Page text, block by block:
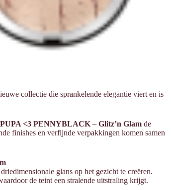
collectie die sprankelende elegantie viert en is
PUPA <3 PENNYBLACK – Glitz’n Glam de
finishes en verfijnde verpakkingen komen samen
glans op het gezicht te creëren.
de teint een stralende uitstraling krijgt.